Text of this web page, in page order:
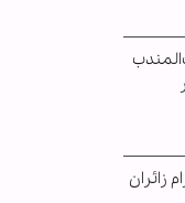
زائران